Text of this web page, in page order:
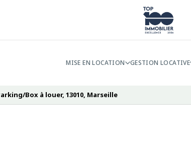
MISE EN LOCATION GESTION LOCATIVE
Box à louer, 13010, Marseille